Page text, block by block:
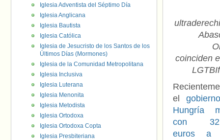
coinciden
el
Hungría
con
euros a
Iglesia Adventista del Séptimo Día
Iglesia Anglicana
Iglesia Bautista
Iglesia Católica
Iglesia de Jesucristo de los Santos de los
Últimos Días (Mormones)
Iglesia de la Comunidad Metropolitana
Iglesia Inclusiva
Iglesia Luterana
Iglesia Menonita
Iglesia Metodista
Iglesia Ortodoxa
Iglesia Ortodoxa Copta
Iglesia Presbiteriana